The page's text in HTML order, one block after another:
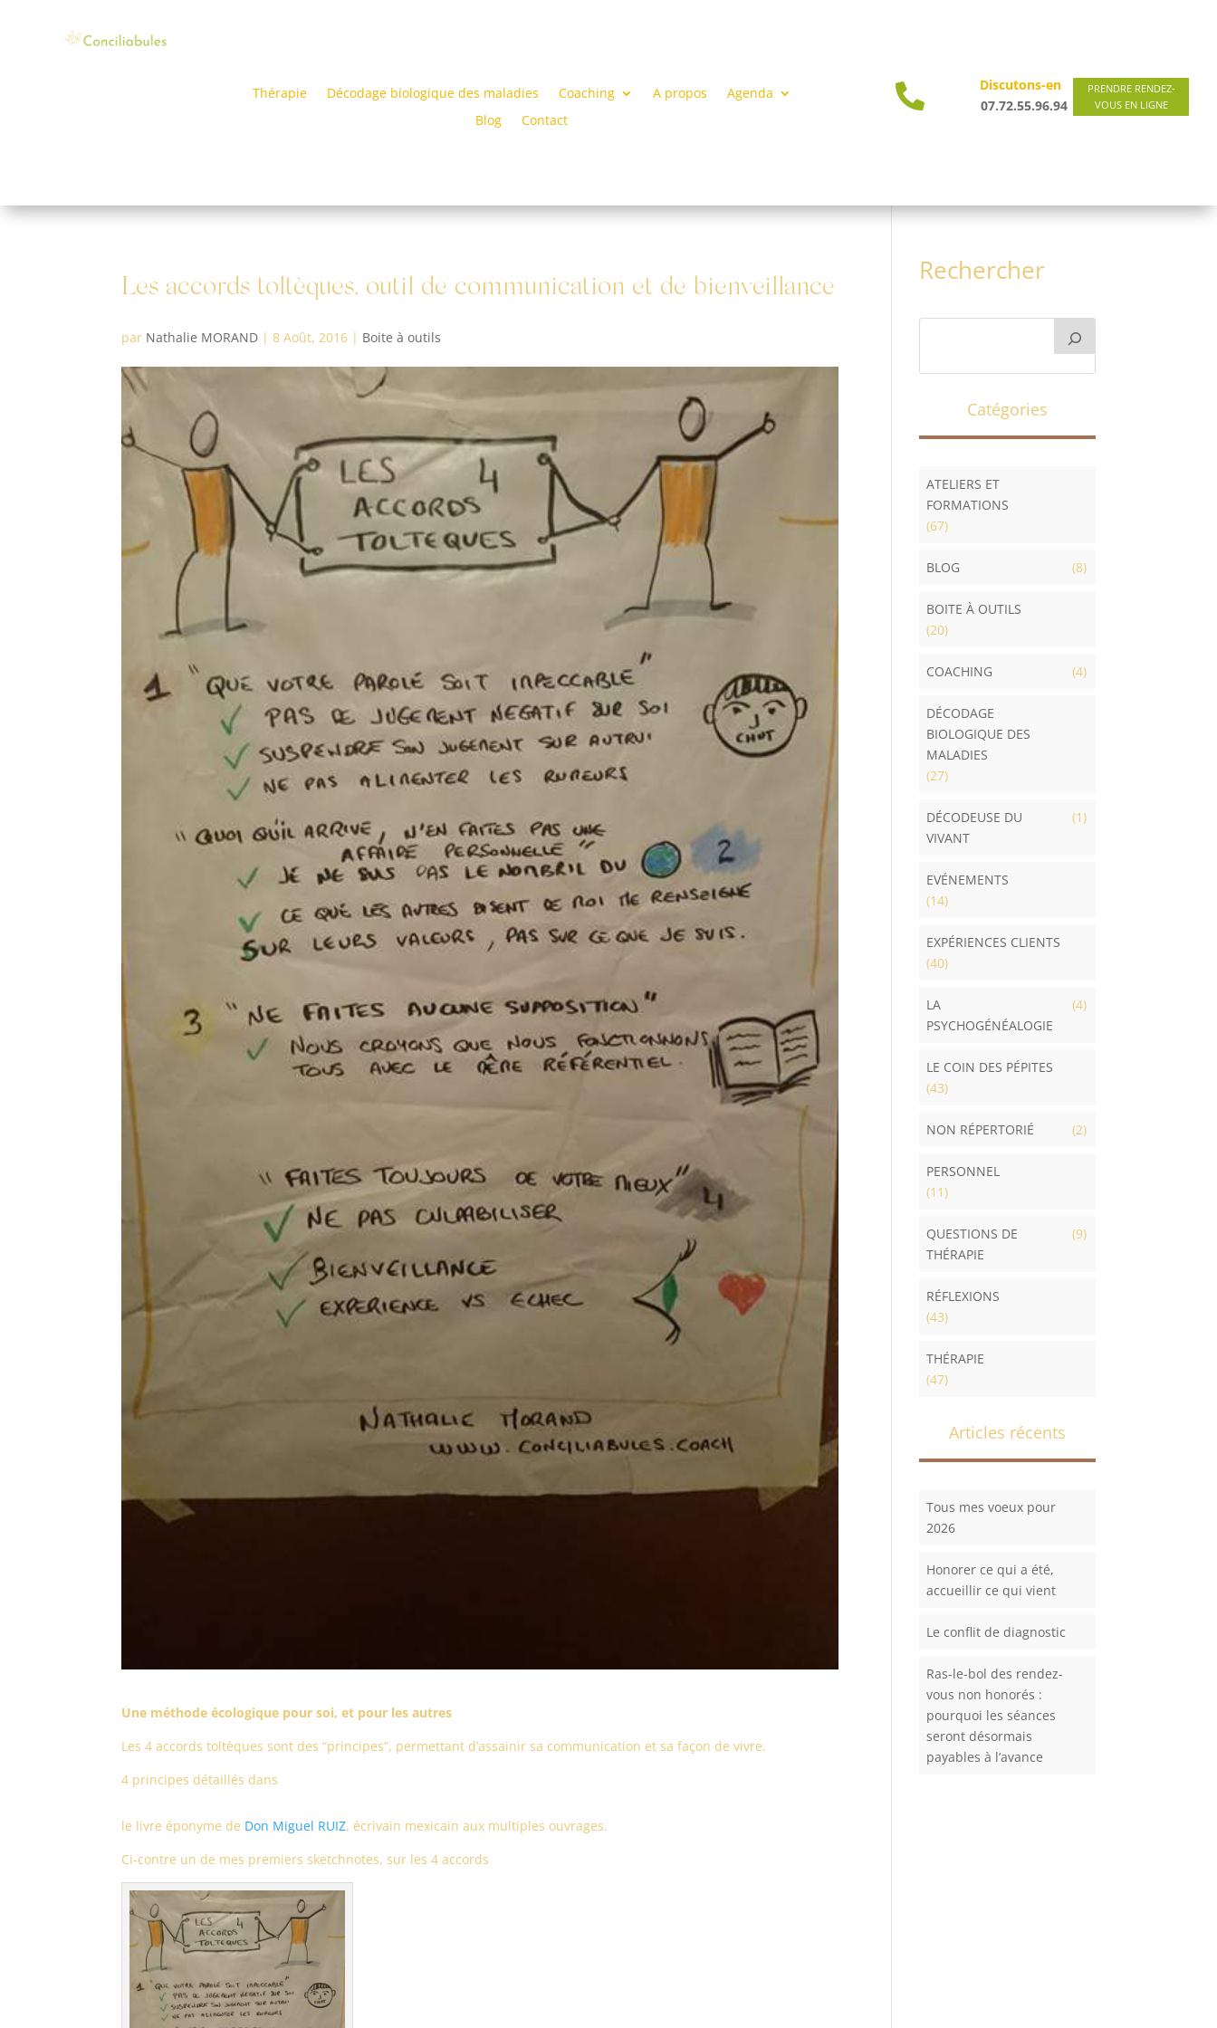
Thérapie Décodage biologique des maladies Coaching A propos
Agenda
Blog
Contact

Discutons-en
07.72.55.96.94
PRENDRE RENDEZ-
VOUS EN LIGNE
Les accords toltèques, outil de communication et de bienveillance
par Nathalie MORAND |8 Août, 2016 | Boite à outils
Une méthode écologique pour soi, et pour les autres
Les 4 accords toltèques sont des “principes”, permettant d’assainir sa communication et sa façon de vivre.
4 principes détaillés dans
le livre éponyme de Don Miguel RUIZ, écrivain mexicain aux multiples ouvrages.
Ci-contre un de mes premiers sketchnotes, sur les 4 accords
Rechercher
Catégories
ATELIERS ET
FORMATIONS
(67)
BLOG (8)
BOITE À OUTILS
(20)
COACHING (4)
DÉCODAGE
BIOLOGIQUE DES
MALADIES
(27)
DÉCODEUSE DU
VIVANT
(1)
EVÉNEMENTS
(14)
EXPÉRIENCES CLIENTS
(40)
LA
PSYCHOGÉNÉALOGIE
(4)
LE COIN DES PÉPITES
(43)
NON RÉPERTORIÉ (2)
PERSONNEL
(11)
QUESTIONS DE
THÉRAPIE
(9)
RÉFLEXIONS
(43)
THÉRAPIE
(47)
Articles récents
Tous mes voeux pour
2026
Honorer ce qui a été,
accueillir ce qui vient
Le conflit de diagnostic
Ras-le-bol des rendez-
vous non honorés :
pourquoi les séances
seront désormais
payables à l’avance